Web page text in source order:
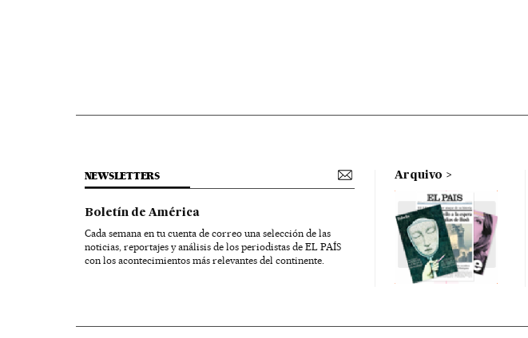
NEWSLETTERS
Boletín de América
Cada semana en tu cuenta de correo una selección de las
noticias, reportajes y análisis de los periodistas de EL PAÍS
con los acontecimientos más relevantes del continente.
Arquivo